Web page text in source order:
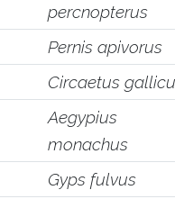
percnopterus
Pernis apivorus
Circaetus
Aegypius
monachus
Gyps fulvus